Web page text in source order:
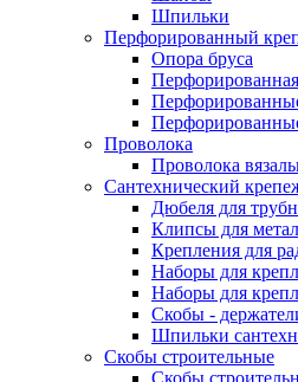
Шпильки
Перфорированный
Опора бруса
Проволока
Проволока
Сантехнический
Дюбеля для
Клипсы для
Крепления для
Наборы для
Наборы для
Скобы -
Шпильки
Скобы строительные
Скобы